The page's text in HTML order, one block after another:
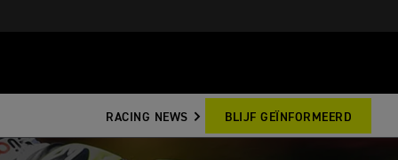
RACING NEWS BLIJF GEÏNFORMEERD